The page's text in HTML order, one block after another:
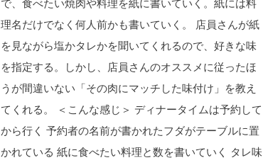
で、食べたい焼肉や料理を紙に書いていく。紙には料
理名だけでなく何人前かも書いていく。 店員さんが紙
を見ながら塩かタレかを聞いてくれるので、好きな味
を指定する。しかし、店員さんのオススメに従ったほ
うが間違いない「その肉にマッチした味付け」を教え
てくれる。 ＜こんな感じ＞ ディナータイムは予約して
から行く 予約者の名前が書かれたフダがテーブルに置
かれている 紙に食べたい料理と数を書いていく タレ味